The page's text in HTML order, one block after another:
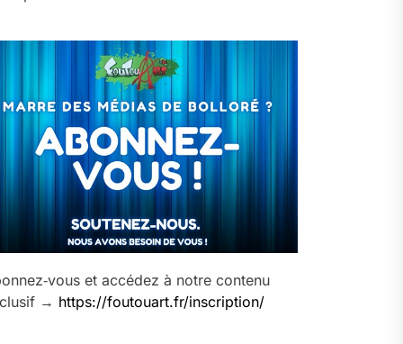
et accédez à notre contenu
→ https://foutouart.fr/inscription/